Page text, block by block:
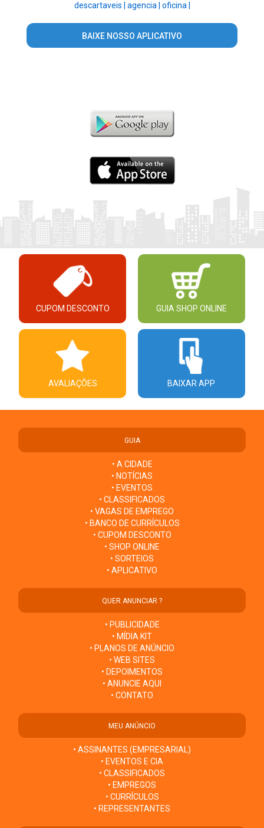
descartaveis | agencia | oficina |
BAIXE NOSSO APLICATIVO
CUPOM DESCONTO GUIA SHOP ONLINE
AVALIAÇÕES BAIXAR APP
GUIA
• A CIDADE
• NOTÍCIAS
• EVENTOS
• CLASSIFICADOS
• VAGAS DE EMPREGO
• BANCO DE CURRÍCULOS
• CUPOM DESCONTO
• SHOP ONLINE
• SORTEIOS
• APLICATIVO
QUER ANUNCIAR ?
• PUBLICIDADE
• MÍDIA KIT
• PLANOS DE ANÚNCIO
• WEB SITES
• DEPOIMENTOS
• ANUNCIE AQUI
• CONTATO
MEU ANÚNCIO
• ASSINANTES (EMPRESARIAL)
• EVENTOS E CIA
• CLASSIFICADOS
• EMPREGOS
• CURRÍCULOS
• REPRESENTANTES